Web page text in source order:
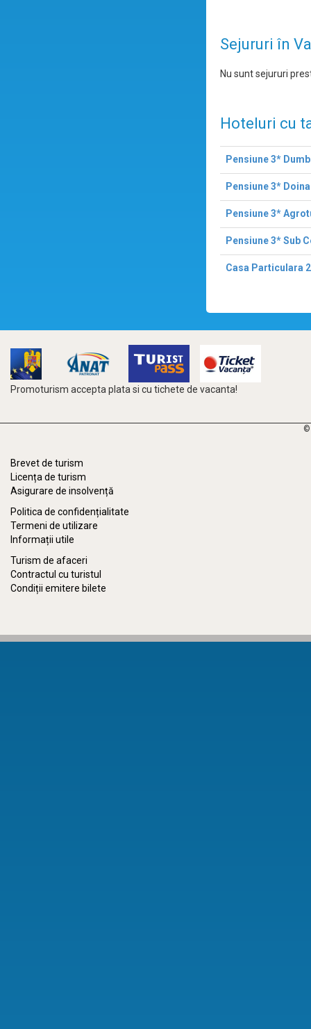
Sejururi în
Nu sunt sejururi
Hoteluri cu
Pensiune 3*
Pensiune 3* Doina
Pensiune 3*
Pensiune 3* Sub
Casa Particulara
Promoturism accepta plata si cu tichete de vacanta!
©
Brevet de turism
Licența de turism
Asigurare de insolvență
Politica de confidențialitate
Termeni de utilizare
Informații utile
Turism de afaceri
Contractul cu turistul
Condiții emitere bilete